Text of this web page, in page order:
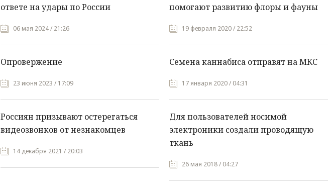
ответе на удары по России
06 мая 2024 / 21:26
Опровержение
23 июня 2023 / 17:09
Россиян призывают остерегаться
видеозвонков от незнакомцев
14 декабря 2021 / 20:03
помогают развитию флоры и фауны
19 февраля 2020 / 22:52
Семена каннабиса отправят на МКС
17 января 2020 / 04:31
Для пользователей носимой
электроники создали проводящую
ткань
26 мая 2018 / 04:27